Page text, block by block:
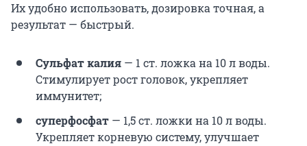
Их удобно использовать, дозировка точная, а
результат — быстрый.
Сульфат калия — 1 ст. ложка на 10 лводы.
Стимулирует рост головок, укрепляет
иммунитет;
суперфосфат — 1,5 ст. ложкина 10 лводы.
Укрепляет корневую систему, улучшает